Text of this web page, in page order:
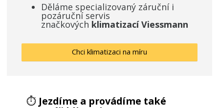
Děláme specializovaný záruční i
pozáruční servis
značkových klimatizací Viessmann ​
Chci klimatizaci na míru
⏱️ Jezdíme a provádíme také